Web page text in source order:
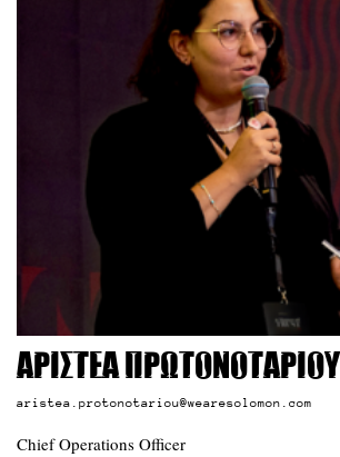
Αριστέα Πρωτονοταρίου
aristea.protonotariou@wearesolomon.com
Chief Operations Officer